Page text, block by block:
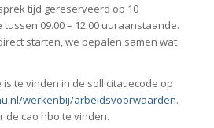
tijd gereserveerd op 10
09.00 – 12.00 uuraanstaande.
starten, we bepalen samen wat
te vinden in de sollicitatiecode op
werkenbij/arbeidsvoorwaarden.
de cao hbo te vinden.